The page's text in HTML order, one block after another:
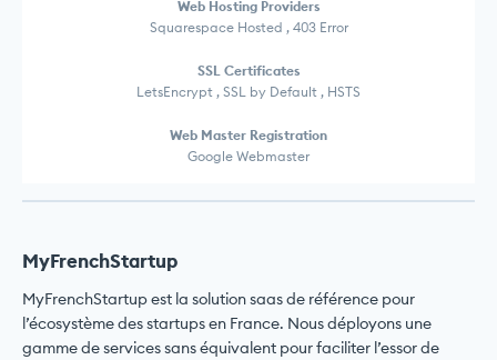
Web Hosting Providers
Squarespace Hosted , 403 Error
SSL Certificates
LetsEncrypt , SSL by Default , HSTS
Web Master Registration
Google Webmaster
MyFrenchStartup
MyFrenchStartup est la solution saas de référence pour
l’écosystème des startups en France. Nous déployons une
gamme de services sans équivalent pour faciliter l’essor de